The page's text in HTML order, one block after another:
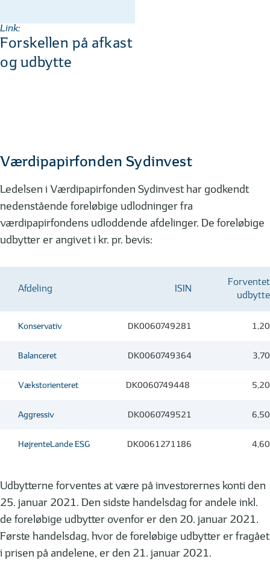
Link:
Forskellen på afkast
og udbytte
Værdipapirfonden Sydinvest
Ledelsen i Værdipapirfonden Sydinvest har godkendt
nedenstående foreløbige udlodninger fra
værdipapirfondens udloddende afdelinger. De foreløbige
udbytter er angivet i kr. pr. bevis:
Afdeling ISIN
Forventet
udbytte
Konservativ DK0060749281 1,20
Balanceret DK0060749364 3,70
Vækstorienteret DK0060749448 5,20
Aggressiv DK0060749521 6,50
HøjrenteLande ESG DK0061271186 4,60
Udbytterne forventes at være på investorernes konti den
25. januar 2021. Den sidste handelsdag for andele inkl.
de foreløbige udbytter ovenfor er den 20. januar 2021.
Første handelsdag, hvor de foreløbige udbytter er fragået
i prisen på andelene, er den 21. januar 2021.